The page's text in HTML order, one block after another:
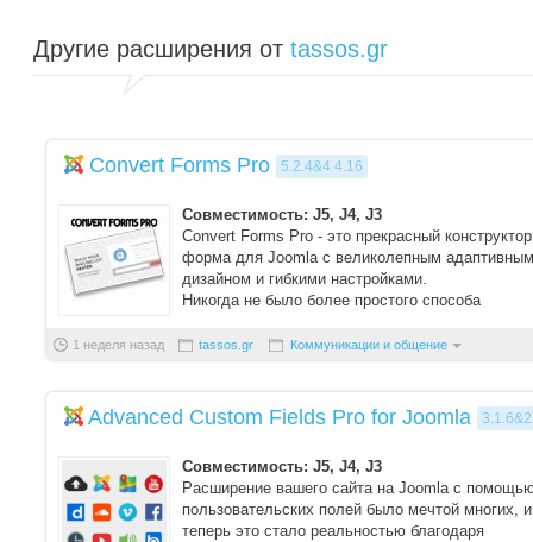
Другие расширения от tassos.gr
Convert Forms Pro 5.2.4&4.4.16
Совместимость: J5, J4, J3
Convert Forms Pro - это прекрасный конструктор
форма для Joomla с великолепным адаптивным
дизайном и гибкими настройками.
Никогда не было более простого способа
1 неделя назад tassos.gr Коммуникации и общение
Advanced Custom Fields Pro for Joomla
Совместимость: J5, J4, J3
Расширение вашего сайта на Joomla с
пользовательских полей было мечтой многих, и
теперь это стало реальностью благодаря